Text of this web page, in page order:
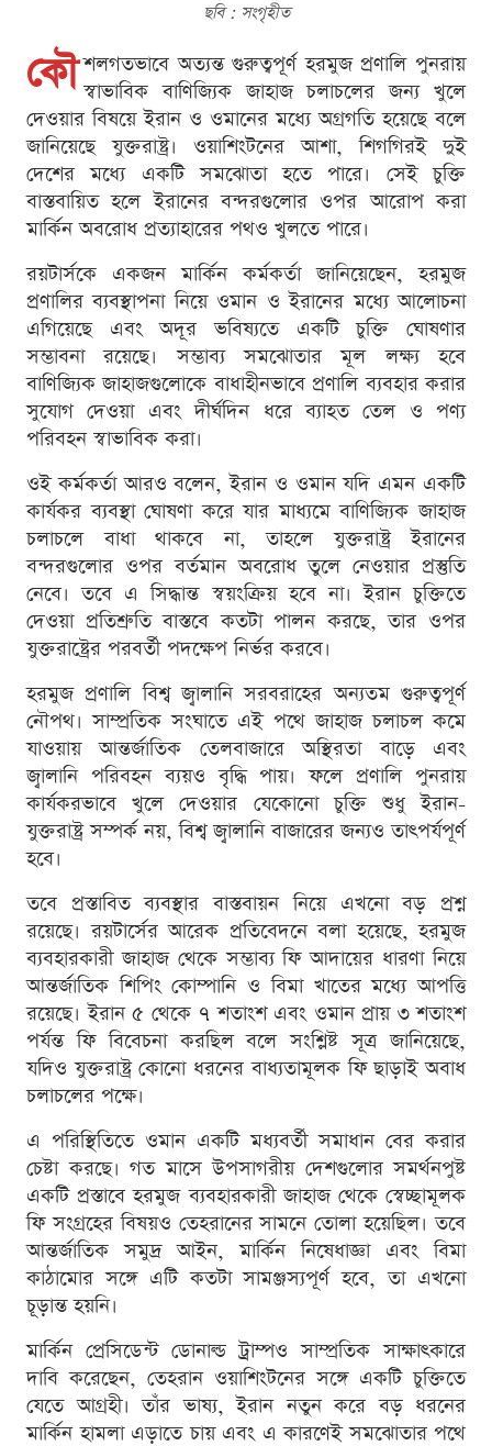
ছবি : সংগৃহীত
কৌ শলগতভাবে অত্যন্ত গুরুত্বপূর্ণ হরমুজ প্রণালি পুনরায়
স্বাভাবিক বাণিজ্যিক জাহাজ চলাচলের জন্য খুলে
দেওয়ার বিষয়ে ইরান ও ওমানের মধ্যে অগ্রগতি হয়েছে বলে
জানিয়েছে যুক্তরাষ্ট্র। ওয়াশিংটনের আশা, শিগগিরই দুই
দেশের মধ্যে একটি সমঝোতা হতে পারে। সেই চুক্তি
বাস্তবায়িত হলে ইরানের বন্দরগুলোর ওপর আরোপ করা
মার্কিন অবরোধ প্রত্যাহারের পথও খুলতে পারে।
রয়টার্সকে একজন মার্কিন কর্মকর্তা জানিয়েছেন, হরমুজ
প্রণালির ব্যবস্থাপনা নিয়ে ওমান ও ইরানের মধ্যে আলোচনা
এগিয়েছে এবং অদূর ভবিষ্যতে একটি চুক্তি ঘোষণার
সম্ভাবনা রয়েছে। সম্ভাব্য সমঝোতার মূল লক্ষ্য হবে
বাণিজ্যিক জাহাজগুলোকে বাধাহীনভাবে প্রণালি ব্যবহার করার
সুযোগ দেওয়া এবং দীর্ঘদিন ধরে ব্যাহত তেল ও পণ্য
পরিবহন স্বাভাবিক করা।
ওই কর্মকর্তা আরও বলেন, ইরান ও ওমান যদি এমন একটি
কার্যকর ব্যবস্থা ঘোষণা করে যার মাধ্যমে বাণিজ্যিক জাহাজ
চলাচলে বাধা থাকবে না, তাহলে যুক্তরাষ্ট্র ইরানের
বন্দরগুলোর ওপর বর্তমান অবরোধ তুলে নেওয়ার প্রস্তুতি
নেবে। তবে এ সিদ্ধান্ত স্বয়ংক্রিয় হবে না। ইরান চুক্তিতে
দেওয়া প্রতিশ্রুতি বাস্তবে কতটা পালন করছে, তার ওপর
যুক্তরাষ্ট্রের পরবর্তী পদক্ষেপ নির্ভর করবে।
হরমুজ প্রণালি বিশ্ব জ্বালানি সরবরাহের অন্যতম গুরুত্বপূর্ণ
নৌপথ। সাম্প্রতিক সংঘাতে এই পথে জাহাজ চলাচল কমে
যাওয়ায় আন্তর্জাতিক তেলবাজারে অস্থিরতা বাড়ে এবং
জ্বালানি পরিবহন ব্যয়ও বৃদ্ধি পায়। ফলে প্রণালি পুনরায়
কার্যকরভাবে খুলে দেওয়ার যেকোনো চুক্তি শুধু ইরান-
যুক্তরাষ্ট্র সম্পর্ক নয়, বিশ্ব জ্বালানি বাজারের জন্যও তাৎপর্যপূর্ণ
হবে।
তবে প্রস্তাবিত ব্যবস্থার বাস্তবায়ন নিয়ে এখনো বড় প্রশ্ন
রয়েছে। রয়টার্সের আরেক প্রতিবেদনে বলা হয়েছে, হরমুজ
ব্যবহারকারী জাহাজ থেকে সম্ভাব্য ফি আদায়ের ধারণা নিয়ে
আন্তর্জাতিক শিপিং কোম্পানি ও বিমা খাতের মধ্যে আপত্তি
রয়েছে। ইরান ৫ থেকে ৭ শতাংশ এবং ওমান প্রায় ৩ শতাংশ
পর্যন্ত ফি বিবেচনা করছিল বলে সংশ্লিষ্ট সূত্র জানিয়েছে,
যদিও যুক্তরাষ্ট্র কোনো ধরনের বাধ্যতামূলক ফি ছাড়াই অবাধ
চলাচলের পক্ষে।
এ পরিস্থিতিতে ওমান একটি মধ্যবর্তী সমাধান বের করার
চেষ্টা করছে। গত মাসে উপসাগরীয় দেশগুলোর সমর্থনপুষ্ট
একটি প্রস্তাবে হরমুজ ব্যবহারকারী জাহাজ থেকে স্বেচ্ছামূলক
ফি সংগ্রহের বিষয়ও তেহরানের সামনে তোলা হয়েছিল। তবে
আন্তর্জাতিক সমুদ্র আইন, মার্কিন নিষেধাজ্ঞা এবং বিমা
কাঠামোর সঙ্গে এটি কতটা সামঞ্জস্যপূর্ণ হবে, তা এখনো
চূড়ান্ত হয়নি।
মার্কিন প্রেসিডেন্ট ডোনাল্ড ট্রাম্পও সাম্প্রতিক সাক্ষাৎকারে
দাবি করেছেন, তেহরান ওয়াশিংটনের সঙ্গে একটি চুক্তিতে
যেতে আগ্রহী। তাঁর ভাষ্য, ইরান নতুন করে বড় ধরনের
মার্কিন হামলা এড়াতে চায় এবং এ কারণেই সমঝোতার পথে